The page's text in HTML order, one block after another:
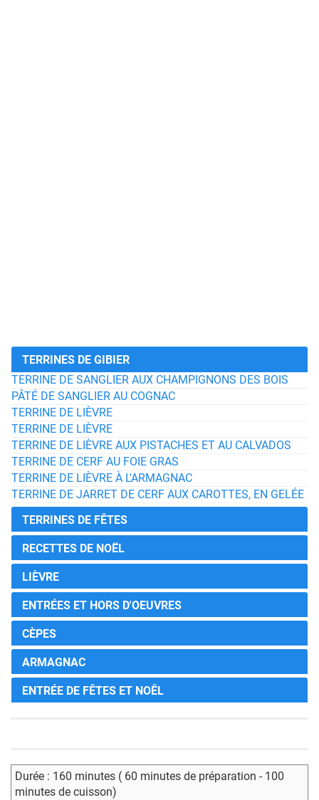
TERRINES DE GIBIER
TERRINE DE SANGLIER AUX CHAMPIGNONS DES BOIS
PÂTÉ DE SANGLIER AU COGNAC
TERRINE DE LIÈVRE
TERRINE DE LIÈVRE
TERRINE DE LIÈVRE AUX PISTACHES ET AU CALVADOS
TERRINE DE CERF AU FOIE GRAS
TERRINE DE LIÈVRE À L'ARMAGNAC
TERRINE DE JARRET DE CERF AUX CAROTTES, EN GELÉE
TERRINES DE FÊTES
RECETTES DE NOËL
LIÈVRE
ENTRÉES ET HORS D'OEUVRES
CÈPES
ARMAGNAC
ENTRÉE DE FÊTES ET NOÊL
Durée : 160 minutes ( 60 minutes de préparation - 100
minutes de cuisson)